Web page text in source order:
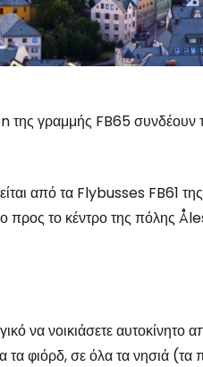
γραμμής FB65 συνδέουν
από τα Flybusses FB61
το κέντρο της πόλης
να νοικιάσετε αυτοκίνητο
τα φιόρδ, σε όλα τα νησιά